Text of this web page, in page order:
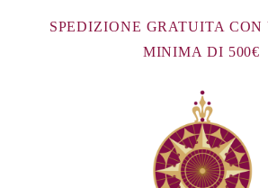
SPEDIZIONE GRATUITA CON
MINIMA DI 500€